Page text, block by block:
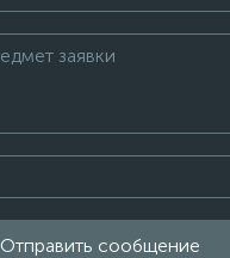
Отправить сообщение